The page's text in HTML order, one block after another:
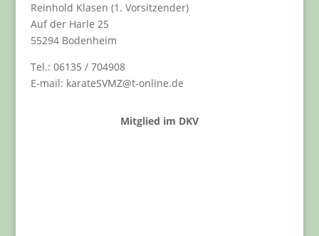
Reinhold Klasen (1. Vorsitzender)
Auf der Harle 25
55294 Bodenheim
Tel.: 06135 / 704908
E-mail: karateSVMZ@t-online.de
Mitglied im DKV